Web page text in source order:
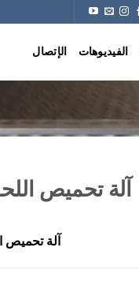
الفيديوهات الإتصال
آلة تحميص
آلة تحميص